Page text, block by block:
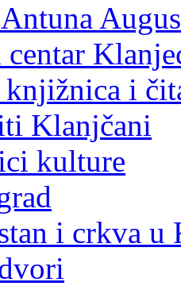
knjižnica i
Klanjčani
kulture
i crkva u